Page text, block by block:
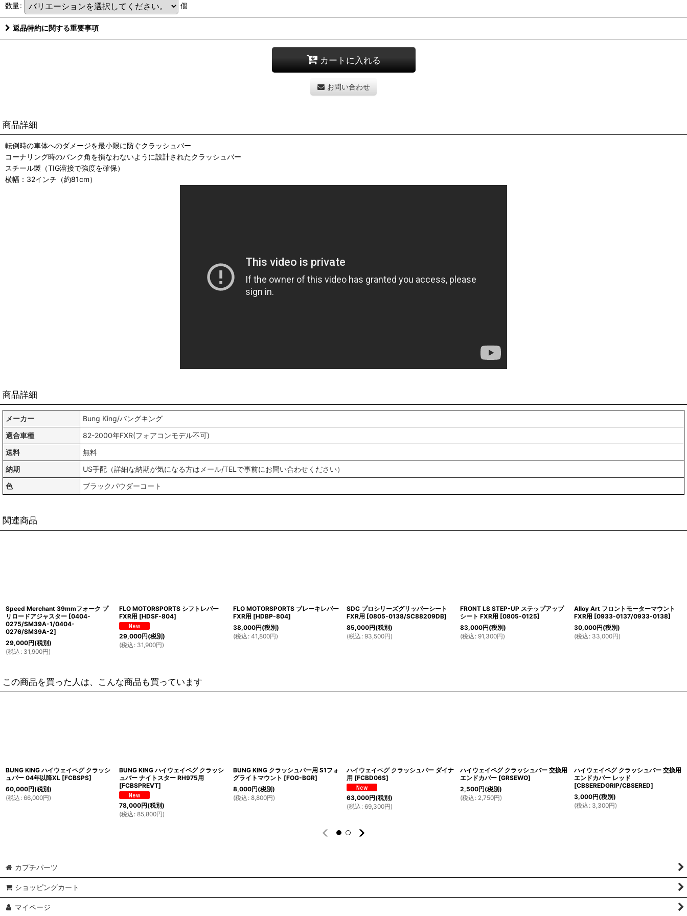
数量: 個
返品特約に関する重要事項
カートに入れる
お問い合わせ
商品詳細
転倒時の車体へのダメージを最小限に防ぐクラッシュバー
コーナリング時のバンク角を損なわないように設計されたクラッシュバー
スチール製（TIG溶接で強度を確保）
横幅：32インチ（約81cm）
商品詳細
メーカー
Bung King/バングキング
適合車種
82-2000年FXR(フォアコンモデル不可)
送料
無料
納期
US手配（詳細な納期が気になる方はメール/TELで事前にお問い合わせください）
色
ブラックパウダーコート
関連商品
Speed Merchant 39mmフォーク プ
リロードアジャスター [0404-
0275/SM39A-1/0404-
0276/SM39A-2]
29,000円(税別)
(税込 : 31,900円)
FLO MOTORSPORTS シフトレバー
FXR用 [HDSF-804]
29,000円(税別)
(税込 : 31,900円)
FLO MOTORSPORTS ブレーキレバー
FXR用 [HDBP-804]
38,000円(税別)
(税込 : 41,800円)
SDC プロシリーズグリッパーシート
FXR用 [0805-0138/SC88209DB]
85,000円(税別)
(税込 : 93,500円)
FRONT LS STEP-UP ステップアップ
シート FXR用 [0805-0125]
83,000円(税別)
(税込 : 91,300円)
Alloy Art フロントモーターマウント
FXR用 [0933-0137/0933-0138]
30,000円(税別)
(税込 : 33,000円)
この商品を買った人は、こんな商品も買っています
BUNG KING ハイウェイペグ クラッシ
ュバー 04年以降XL [FCBSPS]
60,000円(税別)
(税込 : 66,000円)
BUNG KING ハイウェイペグ クラッシ
ュバー ナイトスター RH975用
[FCBSPREVT]
78,000円(税別)
(税込 : 85,800円)
BUNG KING クラッシュバー用 S1フォ
グライトマウント [FOG-BGR]
8,000円(税別)
(税込 : 8,800円)
ハイウェイペグ クラッシュバー ダイナ
用 [FCBD06S]
63,000円(税別)
(税込 : 69,300円)
ハイウェイペグ クラッシュバー 交換用
エンドカバー [GRSEWO]
2,500円(税別)
(税込 : 2,750円)
ハイウェイペグ クラッシュバー 交換用
エンドカバー レッド
[CBSEREDGRIP/CBSERED]
3,000円(税別)
(税込 : 3,300円)
カプチパーツ
ショッピングカート
マイページ